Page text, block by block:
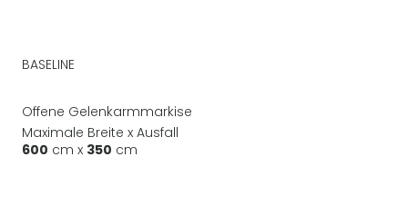
BASELINE
Offene Gelenkarmmarkise
Maximale Breite x Ausfall
600 cm x 350 cm